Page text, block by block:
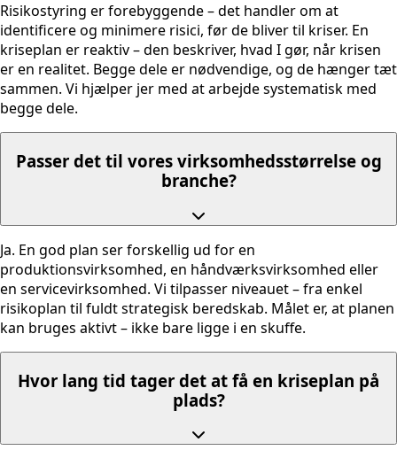
Risikostyring er forebyggende – det handler om at
identificere og minimere risici, før de bliver til kriser. En
kriseplan er reaktiv – den beskriver, hvad I gør, når krisen
er en realitet. Begge dele er nødvendige, og de hænger tæt
sammen. Vi hjælper jer med at arbejde systematisk med
begge dele.
Passer det til vores virksomhedsstørrelse og
branche?
Ja. En god plan ser forskellig ud for en
produktionsvirksomhed, en håndværksvirksomhed eller
en servicevirksomhed. Vi tilpasser niveauet – fra enkel
risikoplan til fuldt strategisk beredskab. Målet er, at planen
kan bruges aktivt – ikke bare ligge i en skuffe.
Hvor lang tid tager det at få en kriseplan på
plads?